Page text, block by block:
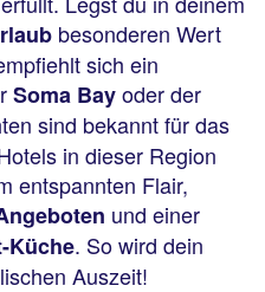
besonderen Wert
sich ein
Soma Bayoder der
sind bekannt für das
in dieser Region
entspannten Flair,
und einer
Küche. So wird dein
Auszeit!